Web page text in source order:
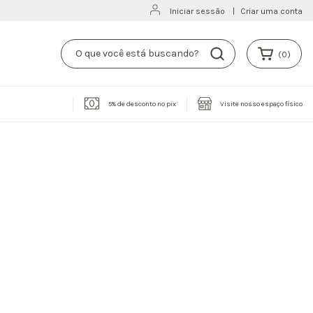
Iniciar sessão Criar uma conta
(0)
5% de desconto no pix Visite nosso espaço físico